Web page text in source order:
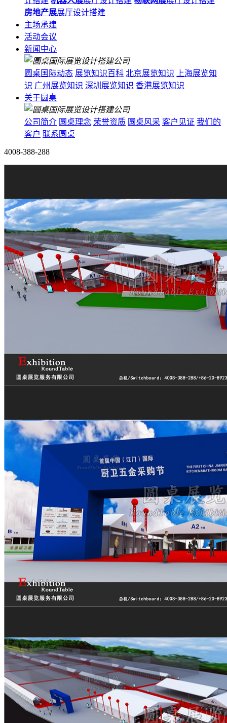
房地产展展厅设计搭建
主场承建
活动会议
新闻中心
圆桌国际动态 展览知识百科 北京展览知识
上海展览知
识 广州展览知识 深圳展览知识 香港展览知识
关于圆桌
公司简介 圆桌理念 荣誉资质 圆桌风采 客户见证 我们的
客户 联系圆桌
4008-388-288